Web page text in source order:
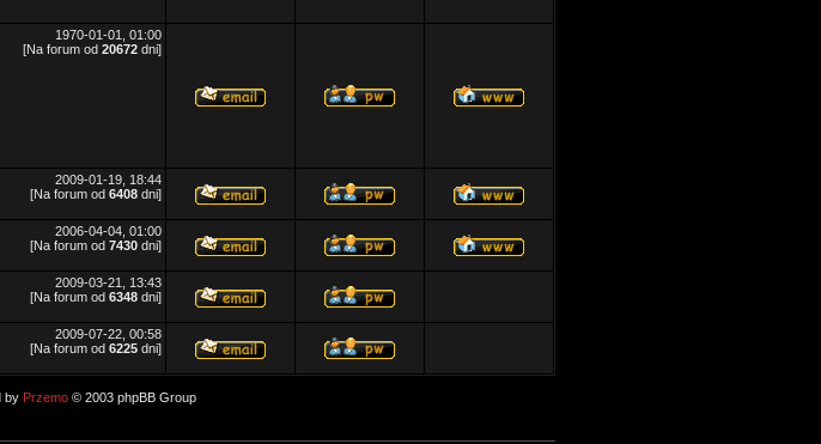
1970-01-01, 01:00
[Na forum od 20672 dni]
2009-01-19, 18:44
[Na forum od 6408 dni]
2006-04-04, 01:00
[Na forum od 7430 dni]
2009-03-21, 13:43
[Na forum od 6348 dni]
2009-07-22, 00:58
[Na forum od 6225 dni]
by Przemo© 2003 phpBB Group